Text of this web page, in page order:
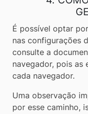
É possível optar
nas configurações
consulte a
navegador, pois as
cada navegador.
Uma observação
por esse caminho,